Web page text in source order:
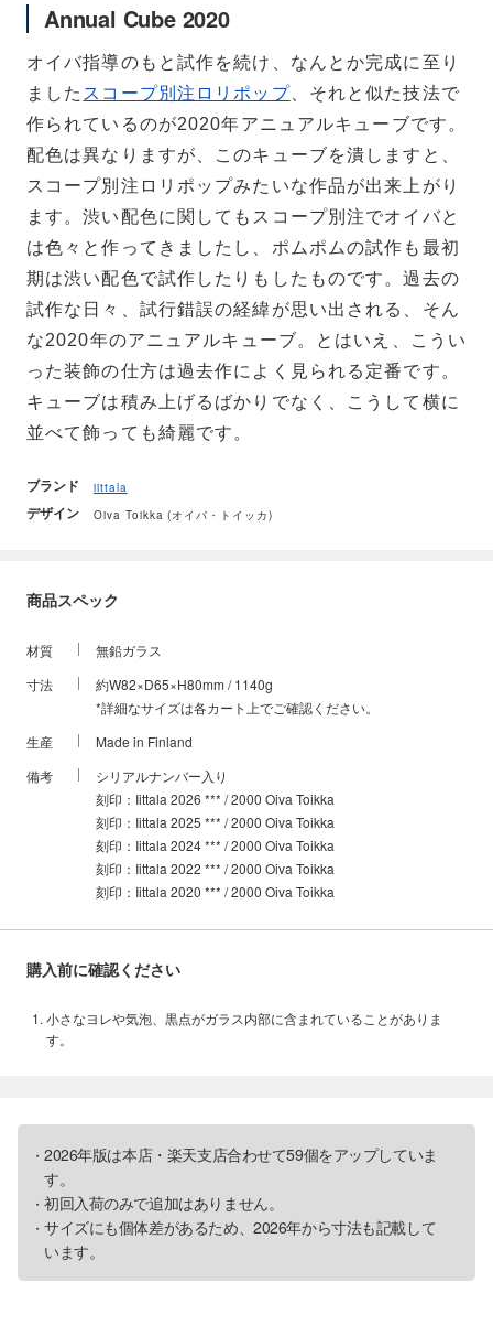
Annual Cube 2020
オイバ指導のもと試作を続け、なんとか完成に至り
ました スコープ別注ロリポップ、それと似た技法で
作られているのが2020年アニュアルキューブです。
配色は異なりますが、このキューブを潰しますと、
スコープ別注ロリポップみたいな作品が出来上がり
ます。渋い配色に関してもスコープ別注でオイバと
は色々と作ってきましたし、ポムポムの試作も最初
期は渋い配色で試作したりもしたものです。過去の
試作な日々、試行錯誤の経緯が思い出される、そん
な2020年のアニュアルキューブ。とはいえ、こうい
った装飾の仕方は過去作によく見られる定番です。
キューブは積み上げるばかりでなく、こうして横に
並べて飾っても綺麗です。
ブランド iittala
デザイン Oiva Toikka (オイバ・トイッカ)
商品スペック
材質
無鉛ガラス
寸法
約W82×D65×H80mm / 1140g
*詳細なサイズは各カート上でご確認ください。
生産
Made in Finland
備考
シリアルナンバー入り
刻印：Iittala 2026 *** / 2000 Oiva Toikka
刻印：Iittala 2025 *** / 2000 Oiva Toikka
刻印：Iittala 2024 *** / 2000 Oiva Toikka
刻印：Iittala 2022 *** / 2000 Oiva Toikka
刻印：Iittala 2020 *** / 2000 Oiva Toikka
購入前に確認ください
小さなヨレや気泡、黒点がガラス内部に含まれていることがありま
す。
2026年版は本店・楽天支店合わせて59個をアップしていま
す。
初回入荷のみで追加はありません。
サイズにも個体差があるため、2026年から寸法も記載して
います。